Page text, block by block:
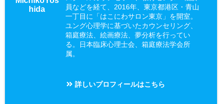
hida
員などを経て、2016年、東京都港区・青山
一丁目に「はこにわサロン東京」を開室。
ユング心理学に基づいたカウンセリング、
箱庭療法、絵画療法、夢分析を行ってい
る。日本臨床心理士会、箱庭療法学会所
属。
詳しいプロフィールはこちら